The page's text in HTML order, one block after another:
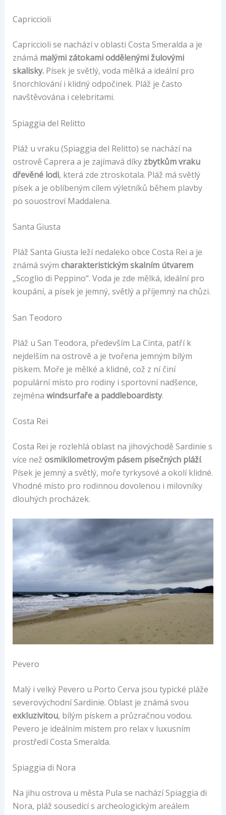
Capriccioli
Capriccioli se nachází v oblasti Costa Smeralda a je
známá malými zátokami oddělenými žulovými
skalisky.Písek je světlý, voda mělká a ideální pro
šnorchlování i klidný odpočinek. Pláž je často
navštěvována i celebritami.
Spiaggia del Relitto
Pláž u vraku (Spiaggia del Relitto) se nachází na
ostrově Caprera a je zajímavá díky zbytkům vraku
dřevěné lodi, která zde ztroskotala. Pláž má světlý
písek a je oblíbeným cílem výletníků během plavby
po souostroví Maddalena.
Santa Giusta
Pláž Santa Giusta leží nedaleko obce Costa Rei a je
známá svým charakteristickým skalním útvarem
„Scoglio di Peppino“. Voda je zde mělká, ideální pro
koupání, a písek je jemný, světlý a příjemný na chůzi.
San Teodoro
Pláž u San Teodora, především La Cinta, patří k
nejdelším na ostrově a je tvořena jemným bílým
pískem. Moře je mělké a klidné, což z ní činí
populární místo pro rodiny i sportovní nadšence,
zejména windsurfaře a paddleboardisty.
Costa Rei
Costa Rei je rozlehlá oblast na jihovýchodě Sardinie s
více než osmikilometrovým pásem písečných pláží.
Písek je jemný a světlý, moře tyrkysové a okolí klidné.
Vhodné místo pro rodinnou dovolenou i milovníky
dlouhých procházek.
Pevero
Malý i velký Pevero u Porto Cerva jsou typické pláže
severovýchodní Sardinie. Oblast je známá svou
exkluzivitou, bílým pískem a průzračnou vodou.
Pevero je ideálním místem pro relax v luxusním
prostředí Costa Smeralda.
Spiaggia di Nora
Na jihu ostrova u města Pula se nachází Spiaggia di
Nora, pláž sousedící s archeologickým areálem